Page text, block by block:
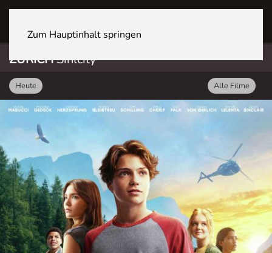
Zum Hauptinhalt springen
ZÜRICHSihlcity
Heute Alle Filme